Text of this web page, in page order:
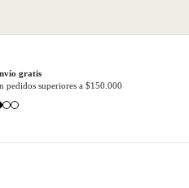
gratis
pedidos superiores a $150.000